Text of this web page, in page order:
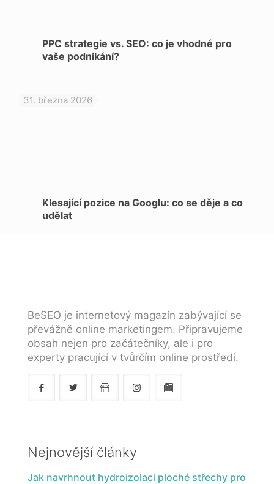
PPC strategie vs. SEO: co je vhodné pro
vaše podnikání?
31. března 2026
Klesající pozice na Googlu: co se děje a co
udělat
BeSEO je internetový magazín zabývající se
převážně online marketingem. Připravujeme
obsah nejen pro začátečníky, ale i pro
experty pracující v tvůrčím online prostředí.
Nejnovější články
Jak navrhnout hydroizolaci ploché střechy pro